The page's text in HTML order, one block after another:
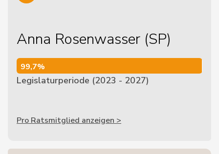
Anna Rosenwasser (SP)
99,7%
99,7%
Legislaturperiode (2023 - 2027)
Pro Ratsmitglied anzeigen >